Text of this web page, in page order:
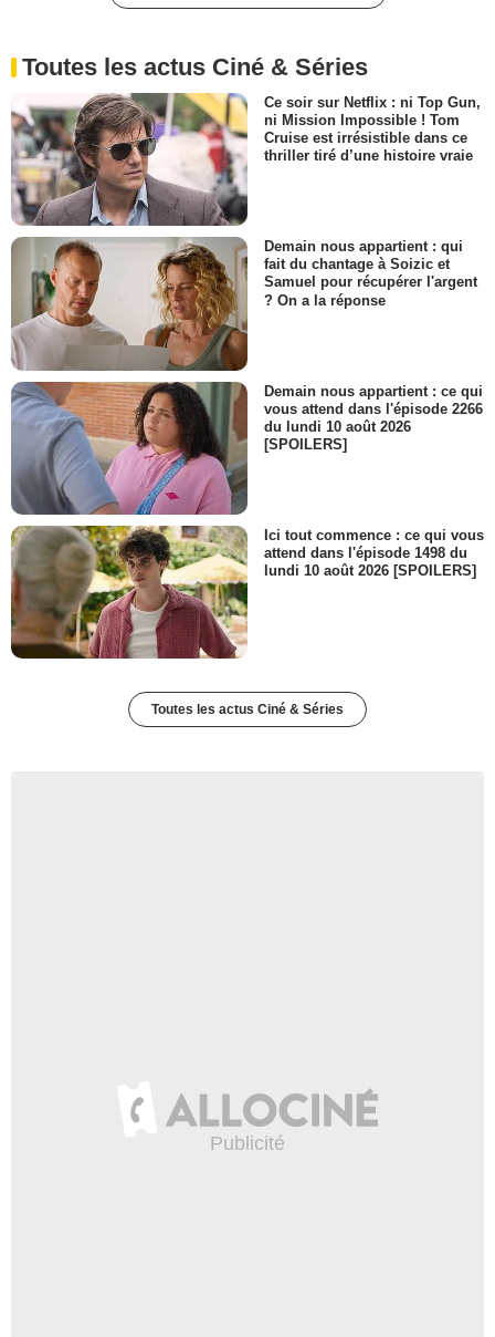
Toutes les actus Ciné & Séries
Ce soir sur Netflix : ni Top Gun,
ni Mission Impossible ! Tom
Cruise est irrésistible dans ce
thriller tiré d’une histoire vraie
Demain nous appartient : qui
fait du chantage à Soizic et
Samuel pour récupérer l'argent
? On a la réponse
Demain nous appartient : ce qui
vous attend dans l'épisode 2266
du lundi 10 août 2026
[SPOILERS]
Ici tout commence : ce qui vous
attend dans l'épisode 1498 du
lundi 10 août 2026 [SPOILERS]
Toutes les actus Ciné & Séries